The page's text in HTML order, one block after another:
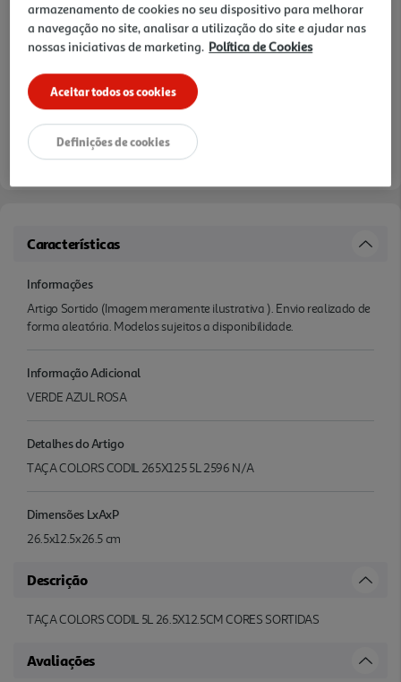
Características
Informações
Artigo Sortido (Imagem meramente ilustrativa ). Envio realizado de
forma aleatória. Modelos sujeitos a disponibilidade.
Informação Adicional
VERDE AZUL ROSA
Detalhes do Artigo
TAÇA COLORS CODIL 265X125 5L 2596 N/A
Dimensões LxAxP
26.5x12.5x26.5 cm
Descrição
TAÇA COLORS CODIL 5L 26.5X12.5CM CORES SORTIDAS
Avaliações
armazenamento de cookies no seu dispositivo para melhorar
a navegação no site, analisar a utilização do site e ajudar nas
nossas iniciativas de marketing. Política de Cookies
Aceitar todos os cookies
Definições de cookies